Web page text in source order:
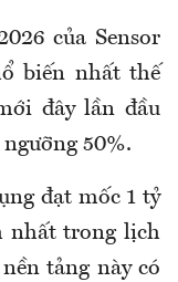
của Sensor
biến nhất thế
đây lần đầu
50%.
đạt mốc 1 tỷ
nhất trong lịch
tảng này có